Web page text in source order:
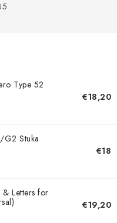
Ausstellungen 2026
Type 52
€18,20
G2 Stuka
€18
Letters for
€19,20